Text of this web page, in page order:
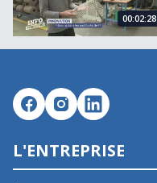
00:02:28
L'ENTREPRISE